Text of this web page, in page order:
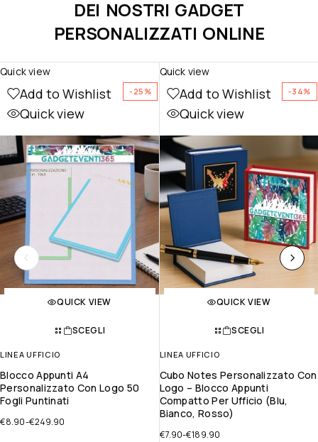
DEI NOSTRI GADGET
PERSONALIZZATI ONLINE
-25%
Add to Wishlist
Quick view
QUICK VIEW
SCEGLI
LINEA UFFICIO
Blocco Appunti A4
Personalizzato Con Logo 50
Fogli Puntinati
€8.90-€249.90
Quick view
-34%
Add to Wishlist
Quick view
QUICK VIEW
SCEGLI
LINEA UFFICIO
Cubo Notes Personalizzato Con
Logo – Blocco Appunti
Compatto Per Ufficio (Blu,
Bianco, Rosso)
€7.90-€189.90
Quick view